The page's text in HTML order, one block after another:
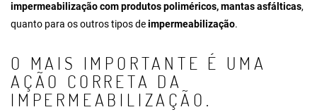
impermeabilização com produtos poliméricos, mantas asfálticas,
quanto para os outros tipos deimpermeabilização.
O MAIS IMPORTANTE É UMA
AÇÃO CORRETA DA
IMPERMEABILIZAÇÃO.